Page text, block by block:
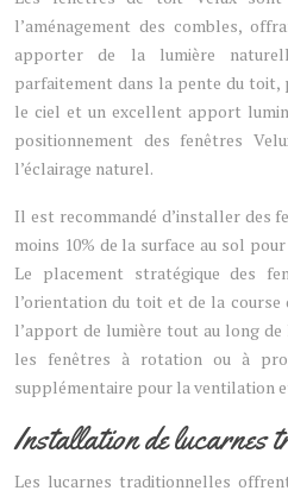
l’aménagement des combles,
apporter de la lumière
parfaitement dans la pente du toit,
le ciel et un excellent apport
positionnement des fenêtres
l’éclairage naturel.
Il est recommandé d’installer des
moins 10% de la surface au sol
Le placement stratégique des
l’orientation du toit et de la
l’apport de lumière tout au long de
les fenêtres à rotation ou à
supplémentaire pour la ventilation
Installation de lucarnes
Les lucarnes traditionnelles